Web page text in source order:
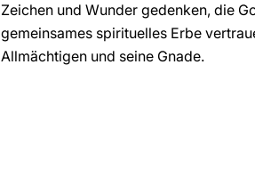
Zeichen und Wunder gedenken, die
gemeinsames spirituelles Erbe
Allmächtigen und seine Gnade.